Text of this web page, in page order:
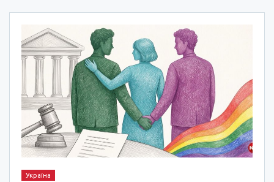
Україна